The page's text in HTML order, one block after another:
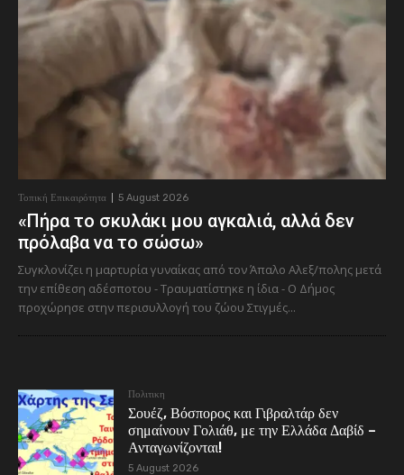
Τοπική Επικαιρότητα 5 August 2026
«Πήρα το σκυλάκι μου αγκαλιά, αλλά δεν
πρόλαβα να το σώσω»
Συγκλονίζει η μαρτυρία γυναίκας από τον Άπαλο Αλεξ/πολης μετά
την επίθεση αδέσποτου - Τραυματίστηκε η ίδια - Ο Δήμος
προχώρησε στην περισυλλογή του ζώου Στιγμές...
Πολιτικη
Σουέζ, Βόσπορος και Γιβραλτάρ δεν
σημαίνουν Γολιάθ, με την Ελλάδα Δαβίδ –
Ανταγωνίζονται!
5 August 2026